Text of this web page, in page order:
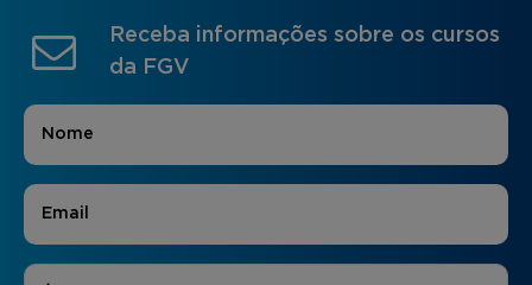
Receba informações sobre os cursos
da FGV
Nome
E-mail
Áreas de Interesse